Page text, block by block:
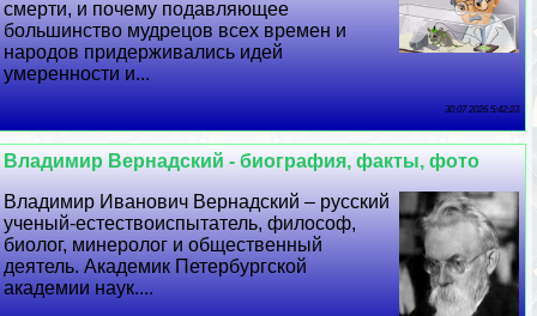
cмepти, и почему подавляющее
большинство мудрецов всех времен и
народов придерживались идей
умеренности и...
30 07 2026 5:42:23
Владимир Вернадский - биография, факты, фото
Владимир Иванович Вернадский – русский
ученый-естествоиспытатель, философ,
биолог, минеролог и общественный
деятель. Академик Петербургской
академии наук....